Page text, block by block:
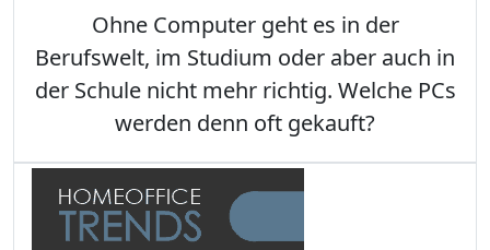
Ohne Computer geht es in der
Berufswelt, im Studium oder aber auch in
der Schule nicht mehr richtig. Welche PCs
werden denn oft gekauft?